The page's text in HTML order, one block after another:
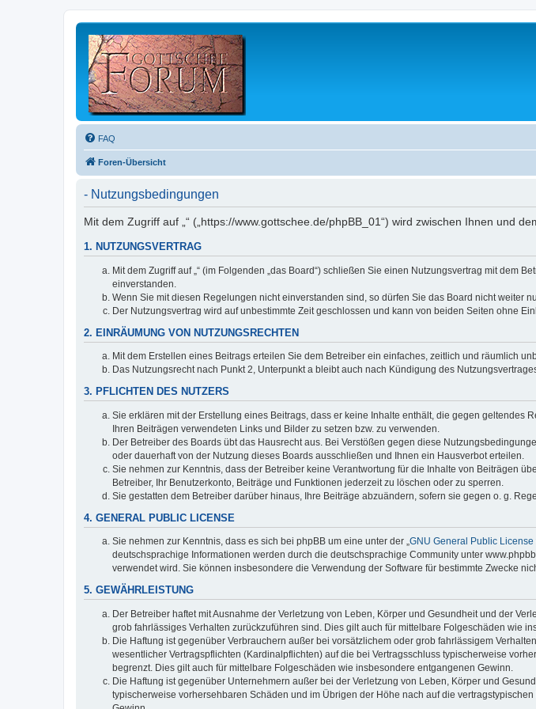
FAQ
Foren-Übersicht
- Nutzungsbedingungen
Mit dem Zugriff auf „“ („https://www.gottschee.de/phpBB_01“) wird zwischen Ihnen und
1. NUTZUNGSVERTRAG
Mit dem Zugriff auf „“ (im Folgenden „das Board“) schließen Sie einen Nutzungsvertrag mit dem
einverstanden.
Wenn Sie mit diesen Regelungen nicht einverstanden sind, so dürfen Sie das Board nicht
Der Nutzungsvertrag wird auf unbestimmte Zeit geschlossen und kann von beiden Seiten ohne
2. EINRÄUMUNG VON NUTZUNGSRECHTEN
Mit dem Erstellen eines Beitrags erteilen Sie dem Betreiber ein einfaches, zeitlich und räumlich
Das Nutzungsrecht nach Punkt 2, Unterpunkt a bleibt auch nach Kündigung des
3. PFLICHTEN DES NUTZERS
Sie erklären mit der Erstellung eines Beitrags, dass er keine Inhalte enthält, die gegen geltendes
Ihren Beiträgen verwendeten Links und Bilder zu setzen bzw. zu verwenden.
Der Betreiber des Boards übt das Hausrecht aus. Bei Verstößen gegen diese
oder dauerhaft von der Nutzung dieses Boards ausschließen und Ihnen ein Hausverbot erteilen.
Sie nehmen zur Kenntnis, dass der Betreiber keine Verantwortung für die Inhalte von Beiträgen
Betreiber, Ihr Benutzerkonto, Beiträge und Funktionen jederzeit zu löschen oder zu sperren.
Sie gestatten dem Betreiber darüber hinaus, Ihre Beiträge abzuändern, sofern sie gegen o. g.
4. GENERAL PUBLIC LICENSE
Sie nehmen zur Kenntnis, dass es sich bei phpBB um eine unter der „GNU General Public License
deutschsprachige Informationen werden durch die deutschsprachige Community unter
verwendet wird. Sie können insbesondere die Verwendung der Software für bestimmte Zwecke
5. GEWÄHRLEISTUNG
Der Betreiber haftet mit Ausnahme der Verletzung von Leben, Körper und Gesundheit und der
grob fahrlässiges Verhalten zurückzuführen sind. Dies gilt auch für mittelbare Folgeschäden wie
Die Haftung ist gegenüber Verbrauchern außer bei vorsätzlichem oder grob fahrlässigem
wesentlicher Vertragspflichten (Kardinalpflichten) auf die bei Vertragsschluss typischerweise
begrenzt. Dies gilt auch für mittelbare Folgeschäden wie insbesondere entgangenen Gewinn.
Die Haftung ist gegenüber Unternehmern außer bei der Verletzung von Leben, Körper und
typischerweise vorhersehbaren Schäden und im Übrigen der Höhe nach auf die